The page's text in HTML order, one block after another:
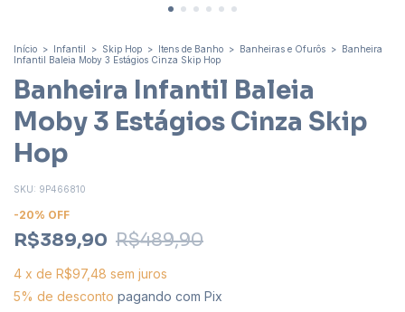
Início > Infantil > Skip Hop > Itens de Banho > Banheiras e Ofurôs > Banheira
Infantil Baleia Moby 3 Estágios Cinza Skip Hop
Banheira Infantil Baleia
Moby 3 Estágios Cinza Skip
Hop
SKU: 9P466810
-20% OFF
R$389,90 R$489,90
4 x de R$97,48 sem juros
5% de desconto pagando com Pix